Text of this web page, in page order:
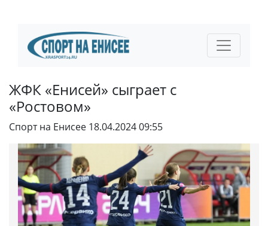
ЖФК «Енисей» сыграет с
«Ростовом»
Спорт на Енисее 18.04.2024 09:55